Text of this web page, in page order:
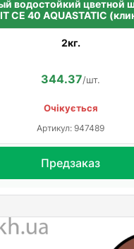
водостойкий цветной
CE 40 AQUASTATIC
2кг.
344.37/шт.
Очікується
Артикул: 947489
Предзаказ